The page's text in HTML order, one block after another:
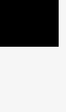
del relax.